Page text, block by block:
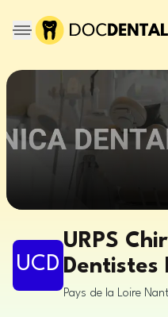
UCD
URPS
Dentistes
Pays de la Loire